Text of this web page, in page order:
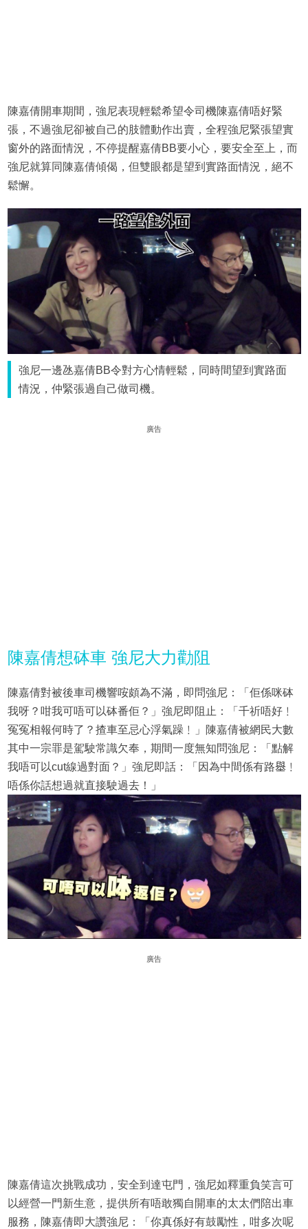
陳嘉倩開車期間，強尼表現輕鬆希望令司機陳嘉倩唔好緊
張，不過強尼卻被自己的肢體動作出賣，全程強尼緊張望實
窗外的路面情況，不停提醒嘉倩BB要小心，要安全至上，而
強尼就算同陳嘉倩傾偈，但雙眼都是望到實路面情況，絕不
鬆懈。
強尼一邊氹嘉倩BB令對方心情輕鬆，同時間望到實路面
情況，仲緊張過自己做司機。
廣告
陳嘉倩想砵車 強尼大力勸阻
陳嘉倩對被後車司機響咹頗為不滿，即問強尼：「佢係咪砵
我呀？咁我可唔可以砵番佢？」強尼即阻止：「千祈唔好﹗
冤冤相報何時了？揸車至忌心浮氣躁﹗」陳嘉倩被網民大數
其中一宗罪是駕駛常識欠奉，期間一度無知問強尼：「點解
我唔可以cut線過對面？」強尼即話：「因為中間係有路𡒊﹗
唔係你話想過就直接駛過去！」
廣告
陳嘉倩這次挑戰成功，安全到達屯門，強尼如釋重負笑言可
以經營一門新生意，提供所有唔敢獨自開車的太太們陪出車
服務，陳嘉倩即大讚強尼：「你真係好有鼓勵性，咁多次呢